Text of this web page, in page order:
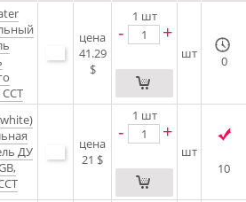
цена
41.29
$
1 шт
- +
шт 0
ДУ
цена
21 $
1 шт
- +
шт
10